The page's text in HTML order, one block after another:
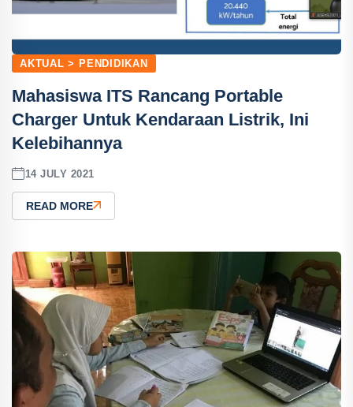
AKTUAL > PENDIDIKAN
Mahasiswa ITS Rancang Portable
Charger Untuk Kendaraan Listrik, Ini
Kelebihannya
14 JULY 2021
READ MORE